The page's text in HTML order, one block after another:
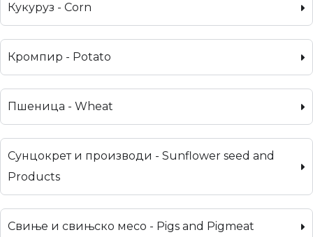
Кукуруз - Corn
Кромпир - Potato
Пшеница - Wheat
Сунцокрет и производи - Sunflower seed and
Products
Свиње и свињско месо - Pigs and Pigmeat